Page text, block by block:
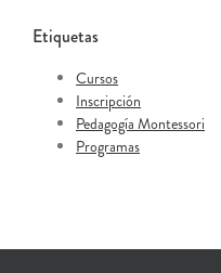
Etiquetas
Cursos
Inscripción
Pedagogía Montessori
Programas